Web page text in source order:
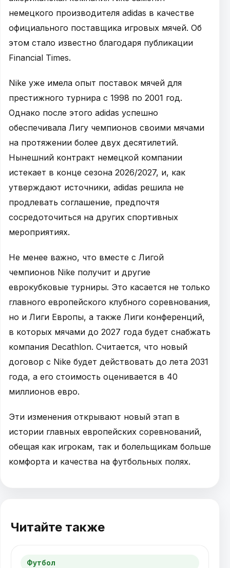
немецкого производителя adidas в качестве
официального поставщика игровых мячей. Об
этом стало известно благодаря публикации
Financial Times.
Nike уже имела опыт поставок мячей для
престижного турнира с 1998 по 2001 год.
Однако после этого adidas успешно
обеспечивала Лигу чемпионов своими мячами
на протяжении более двух десятилетий.
Нынешний контракт немецкой компании
истекает в конце сезона 2026/2027, и, как
утверждают источники, adidas решила не
продлевать соглашение, предпочтя
сосредоточиться на других спортивных
мероприятиях.
Не менее важно, что вместе с Лигой
чемпионов Nike получит и другие
еврокубковые турниры. Это касается не только
главного европейского клубного соревнования,
но и Лиги Европы, а также Лиги конференций,
в которых мячами до 2027 года будет снабжать
компания Decathlon. Считается, что новый
договор с Nike будет действовать до лета 2031
года, а его стоимость оценивается в 40
миллионов евро.
Эти изменения открывают новый этап в
истории главных европейских соревнований,
обещая как игрокам, так и болельщикам больше
комфорта и качества на футбольных полях.
Читайте также
Футбол